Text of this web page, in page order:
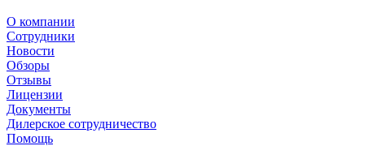
О компании
Сотрудники
Новости
Обзоры
Отзывы
Лицензии
Документы
Дилерское сотрудничество
Помощь